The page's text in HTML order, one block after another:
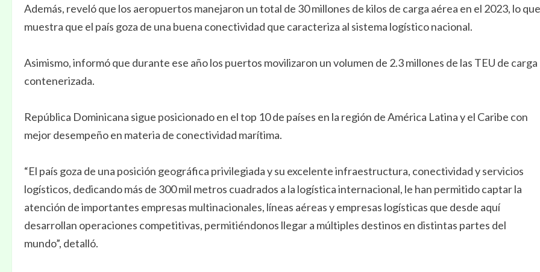
Además, reveló que los aeropuertos manejaron un total de 30 millones de kilos de carga aérea en el 2023, lo que
muestra que el país goza de una buena conectividad que caracteriza al sistema logístico nacional.
Asimismo, informó que durante ese año los puertos movilizaron un volumen de 2.3 millones de las TEU de carga
contenerizada.
República Dominicana sigue posicionado en el top 10 de países en la región de América Latina y el Caribe con
mejor desempeño en materia de conectividad marítima.
“El país goza de una posición geográfica privilegiada y su excelente infraestructura, conectividad y servicios
logísticos, dedicando más de 300 mil metros cuadrados a la logística internacional, le han permitido captar la
atención de importantes empresas multinacionales, líneas aéreas y empresas logísticas que desde aquí
desarrollan operaciones competitivas, permitiéndonos llegar a múltiples destinos en distintas partes del
mundo”, detalló.